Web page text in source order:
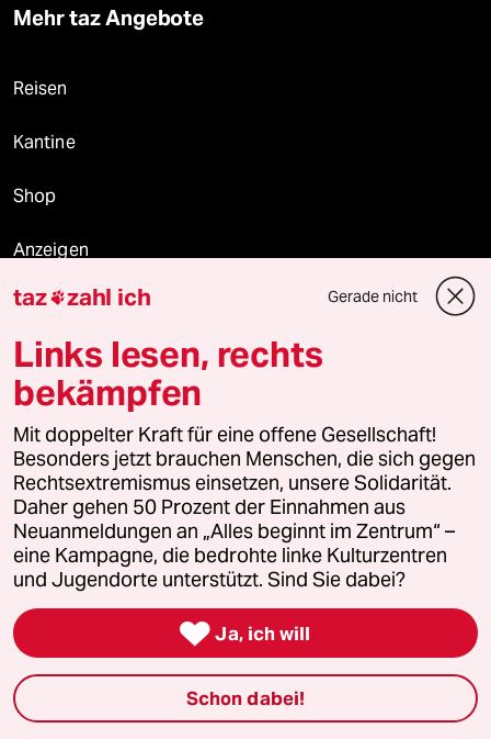
Mehr taz Angebote
Reisen
Kantine
Shop
Anzeigen
Fragen & Hilfe
Aboservice
ePaper Login
Downloads für Abonnierende
© 2026 taz Verlags und Vertriebs GmbH
Alle Rechte vorbehalten. Bei rechtlichen Fragen oder für Genehmigungen
wenden Sie sich bitte an
taz zahl ich Gerade nicht
Links lesen, rechts
bekämpfen
Mit doppelter Kraft für eine offene Gesellschaft!
Besonders jetzt brauchen Menschen, die sich gegen
Rechtsextremismus einsetzen, unsere Solidarität.
Daher gehen 50 Prozent der Einnahmen aus
Neuanmeldungen an „Alles beginnt im Zentrum“ –
eine Kampagne, die bedrohte linke Kulturzentren
und Jugendorte unterstützt. Sind Sie dabei?
 Ja, ich will
Schon dabei!